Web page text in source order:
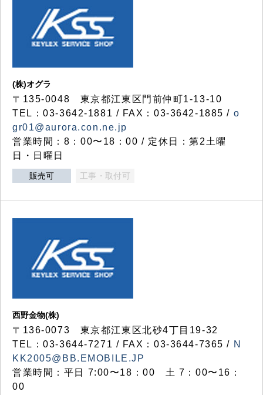
(株)オグラ
〒135-0048 東京都江東区門前仲町1-13-10
TEL：03-3642-1881 / FAX：03-3642-1885 / o
gr01@aurora.con.ne.jp
営業時間：8：00〜18：00 / 定休日：第2土曜
日・日曜日
販売可 工事・取付可
西野金物(株)
〒136-0073 東京都江東区北砂4丁目19-32
TEL：03‐3644‐7271 / FAX：03-3644-7365 / N
KK2005@BB.EMOBILE.JP
営業時間：平日 7:00〜18：00 土 7：00〜16：
00